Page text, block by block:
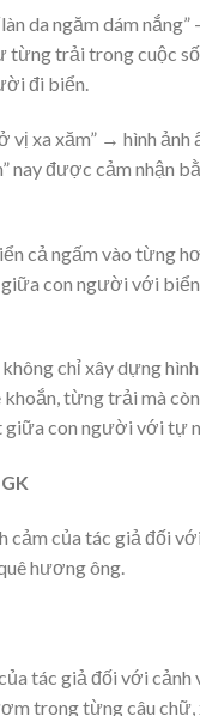
da ngăm dám nắng”
từng trải trong cuộc
đi biển.
vị xa xăm” → hình ảnh
nay được cảm nhận
cả ngấm vào từng
giữa con người với
không chỉ xây dựng
khoắn, từng trải mà
giữa con người với tự
cảm của tác giả đối
hương ông.
tác giả đối với cảnh
trong từng câu chữ,